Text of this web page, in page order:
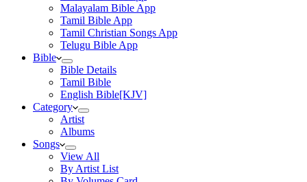
Malayalam Bible App
Tamil Bible App
Tamil Christian Songs App
Telugu Bible App
Bible
Bible Details
Tamil Bible
English Bible[KJV]
Category
Artist
Albums
Songs
View All
By Artist List